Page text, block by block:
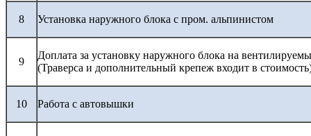
8 Установка наружного блока с пром. альпинистом
9
Доплата за установку наружного блока на
(Траверса и дополнительный крепеж входит в
10 Работа с автовышки